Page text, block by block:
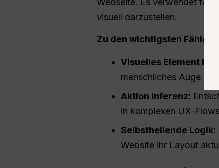
Webseite. Es verwendet
visuell darzustellen.
Zu den wichtigsten
Visuelles Element
menschliches Auge.
Aktion Inferenz:
in komplexen UX-
Selbstheilende Logik:
Website ihr Layout